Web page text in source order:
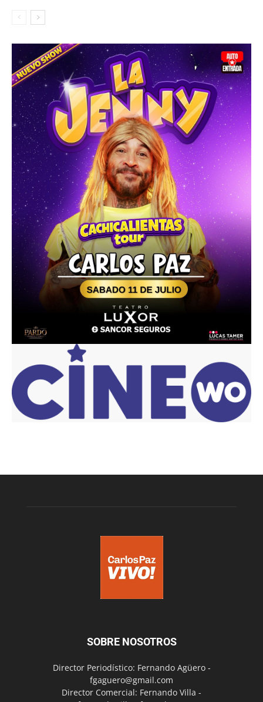
SOBRE NOSOTROS
Director Periodístico: Fernando Agüero -
fgaguero@gmail.com
Director Comercial: Fernando Villa -